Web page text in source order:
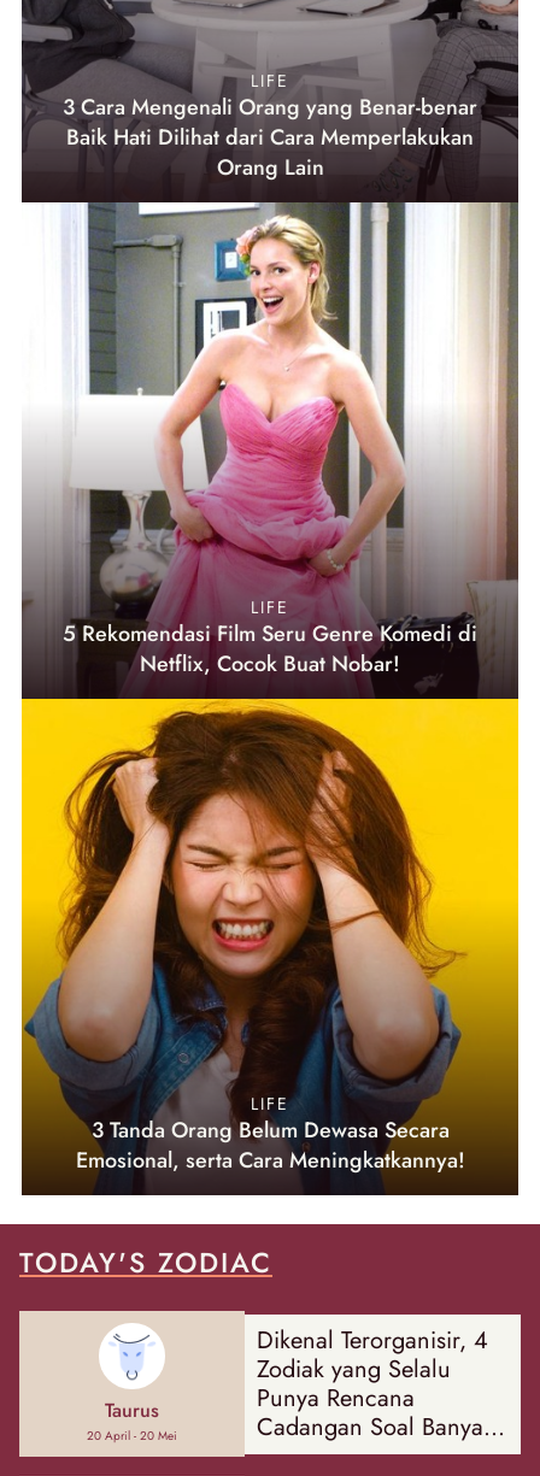
LIFE
3 Cara Mengenali Orang yang Benar-benar
Baik Hati Dilihat dari Cara Memperlakukan
Orang Lain
LIFE
5 Rekomendasi Film Seru Genre Komedi di
Netflix, Cocok Buat Nobar!
LIFE
3 Tanda Orang Belum Dewasa Secara
Emosional, serta Cara Meningkatkannya!
TODAY'S ZODIAC
Taurus
20 April - 20 Mei
Dikenal Terorganisir, 4
Zodiak yang Selalu
Punya Rencana
Cadangan Soal Banyak
Hal